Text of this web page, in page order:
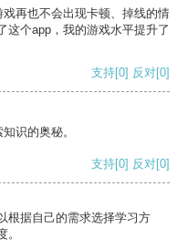
再也不会出现卡顿、掉线的情
这个app，我的游戏水平提升了
支持[0] 反对[0]
识的奥秘。
支持[0] 反对[0]
根据自己的需求选择学习方